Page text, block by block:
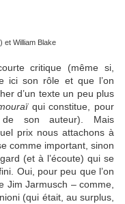
et William Blake
critique (même si,
ici son rôle et que l’on
d’un texte un peu plus
qui constitue, pour
de son auteur). Mais
prix nous attachons à
comme important, sinon
(et à l’écoute) qui se
Oui, pour peu que l’on
Jim Jarmusch – comme,
(qui était, au surplus,